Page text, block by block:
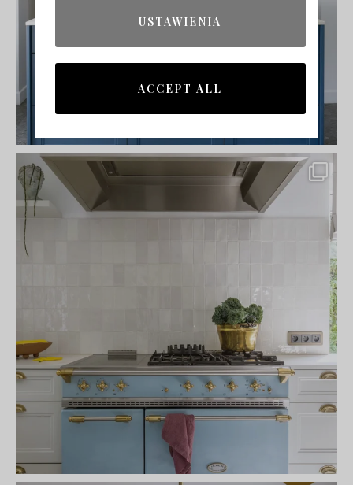
USTAWIENIA
ACCEPT ALL